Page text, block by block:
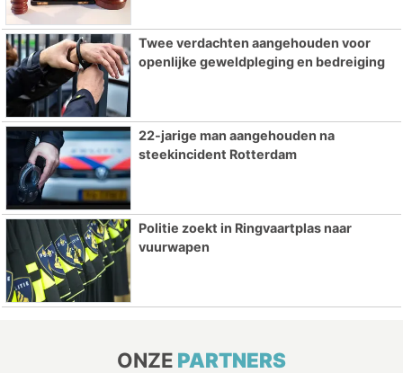
Twee verdachten aangehouden voor
openlijke geweldpleging en bedreiging
22-jarige man aangehouden na
steekincident Rotterdam
Politie zoekt in Ringvaartplas naar
vuurwapen
ONZE PARTNERS